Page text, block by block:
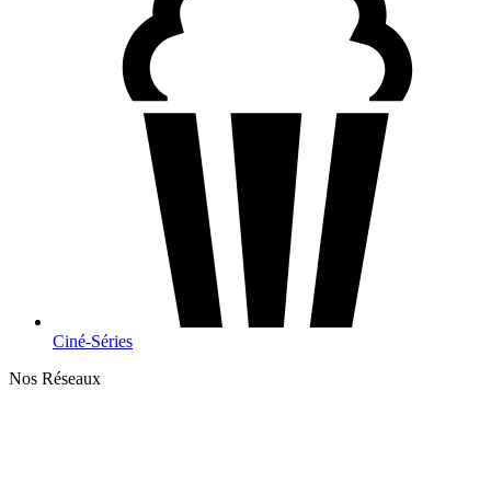
Ciné-Séries
Nos Réseaux